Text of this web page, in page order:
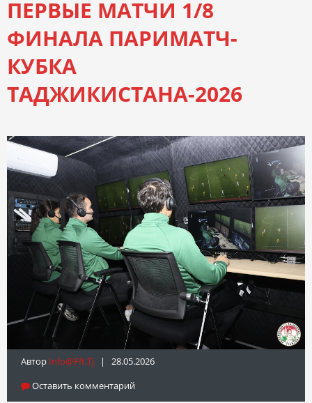
ПЕРВЫЕ МАТЧИ 1/8
ФИНАЛА ПАРИМАТЧ-
КУБКА
ТАДЖИКИСТАНА-2026
Автор Info@fft.tj | 28.05.2026
Оставить комментарий